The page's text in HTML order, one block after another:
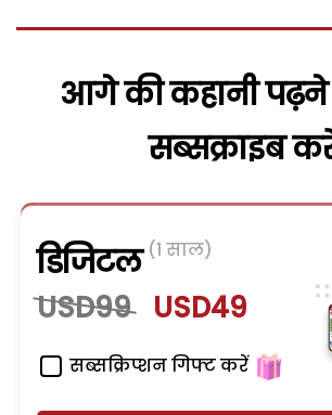
आगे की कहानी
सब्सक्राइब
डिजिटल (1 साल)
USD99 USD49
सब्सक्रिप्शन गिफ्ट करें